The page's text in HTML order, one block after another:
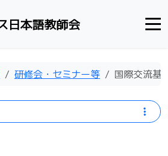
日本語教師会
研修会・セミナー等 国際交流基